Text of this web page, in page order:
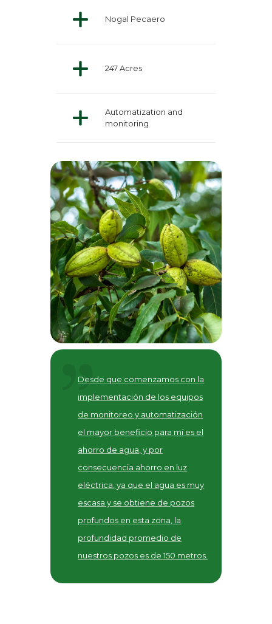
Nogal Pecaero
247 Acres
Automatization and
monitoring
Desde que comenzamos con la
implementación de los equipos
de monitoreo y automatización
el mayor beneficio para mí es el
ahorro de agua, y por
consecuencia ahorro en luz
eléctrica, ya que el agua es muy
escasa y se obtiene de pozos
profundos en esta zona, la
profundidad promedio de
nuestros pozos es de 150 metros.